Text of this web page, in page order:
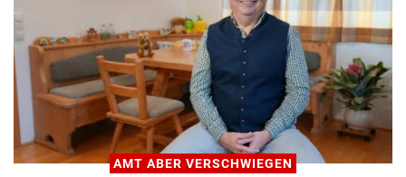
AMT ABER VERSCHWIEGEN